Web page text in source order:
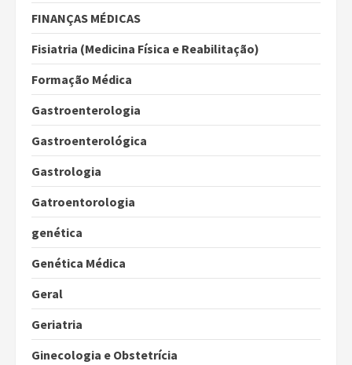
FINANÇAS MÉDICAS
Fisiatria (Medicina Física e Reabilitação)
Formação Médica
Gastroenterologia
Gastroenterológica
Gastrologia
Gatroentorologia
genética
Genética Médica
Geral
Geriatria
Ginecologia e Obstetrícia